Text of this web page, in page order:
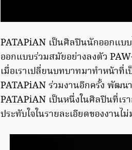
PATAPiAN เป็นศิลปินนักออกแบ
ออกแบบร่วมสมัยอย่างลงตัว
เมื่อเราเปลี่ยนบทบาทมาทำหน้าที่
PATAPiAN ร่วมงานอีกครั้ง พัฒน
PATAPiAN เป็นหนึ่งในศิลปินที่เ
ประทับใจในรายละเอียดของงานไ